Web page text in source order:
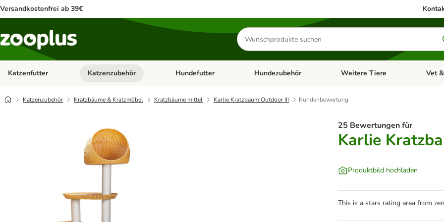
Versandkostenfrei ab 39€
Produkte
suchen
Katzenfutter Kategorie-Menü öffnen: Katzenfutter
Katzenzubehör Kategorie-Menü öffnen: Katzenzubehör
Hundefutter Kategorie-Menü öffnen: Hundefutter
Hundezubehör Kategorie-Menü öffnen:
Weitere Tiere Vet
Katzenzubehör Kratzbäume & Kratzmöbel Kratzbäume mittel Karlie Kratzbaum Outdoor III Kundenbewertung
25 Bewertungen für
Karlie
Produktbild hochladen
This is a stars rating area from